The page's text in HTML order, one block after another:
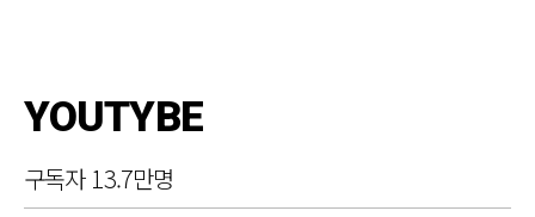
YOUTYBE
구독자 13.7만명